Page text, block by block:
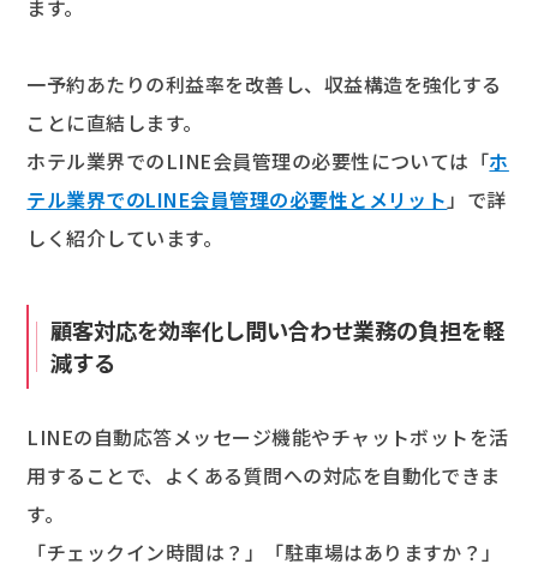
ます。
一予約あたりの利益率を改善し、収益構造を強化する
ことに直結します。
ホテル業界でのLINE会員管理の必要性については「ホ
テル業界でのLINE会員管理の必要性とメリット」で詳
しく紹介しています。
顧客対応を効率化し問い合わせ業務の負担を軽
減する
LINEの自動応答メッセージ機能やチャットボットを活
用することで、よくある質問への対応を自動化できま
す。
「チェックイン時間は？」「駐車場はありますか？」